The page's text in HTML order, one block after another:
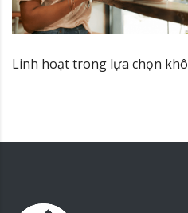
Linh hoạt trong lựa chọn